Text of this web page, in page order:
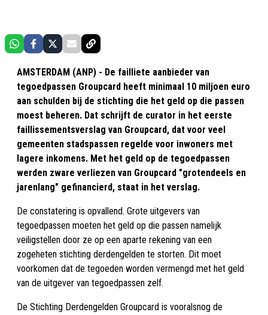
AMSTERDAM (ANP) - De failliete aanbieder van
tegoedpassen Groupcard heeft minimaal 10 miljoen euro
aan schulden bij de stichting die het geld op die passen
moest beheren. Dat schrijft de curator in het eerste
faillissementsverslag van Groupcard, dat voor veel
gemeenten stadspassen regelde voor inwoners met
lagere inkomens. Met het geld op de tegoedpassen
werden zware verliezen van Groupcard "grotendeels en
jarenlang" gefinancierd, staat in het verslag.
De constatering is opvallend. Grote uitgevers van
tegoedpassen moeten het geld op die passen namelijk
veiligstellen door ze op een aparte rekening van een
zogeheten stichting derdengelden te storten. Dit moet
voorkomen dat de tegoeden worden vermengd met het geld
van de uitgever van tegoedpassen zelf.
De Stichting Derdengelden Groupcard is vooralsnog de